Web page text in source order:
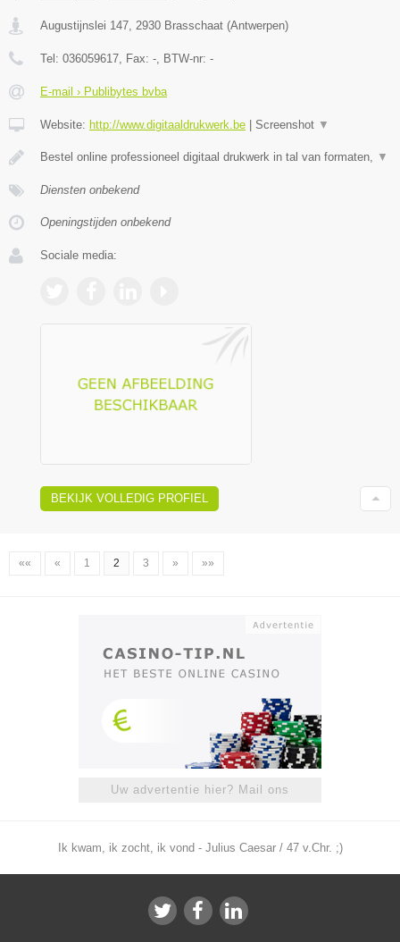
Augustijnslei 147 2930 Brasschaat (Antwerpen)
Tel: 036059617 , Fax: - , BTW-nr: -
E-mail › Publibytes bvba
Website: http://www.digitaaldrukwerk.be Screenshot ▼
Bestel online professioneel digitaal drukwerk in tal van formaten, ▼
Diensten onbekend
Openingstijden onbekend
Sociale media:
BEKIJK VOLLEDIG PROFIEL
«« « 1 2 3 » »»
Uw advertentie hier? Mail ons
Ik kwam, ik zocht, ik vond - Julius Caesar / 47 v.Chr. ;)